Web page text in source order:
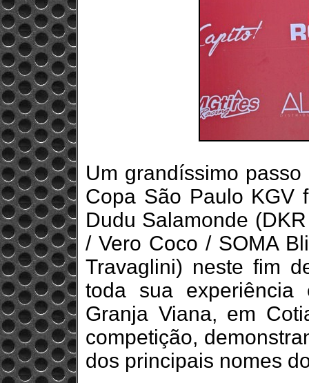
Um grandíssimo
Copa São Paulo KGV
Dudu Salamonde
/ Vero Coco / SOMA
Travaglini) neste fim
toda sua
Granja Viana, em
competição,
dos principais nomes